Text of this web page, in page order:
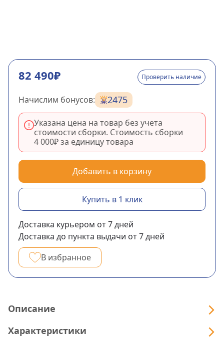
82 490₽ Проверить наличие
Начислим бонусов: 2475
Указана цена на товар без учета
стоимости сборки. Стоимость сборки
4 000₽за единицу товара
Добавить в корзину
Купить в 1 клик
Доставка курьером от 7дней
Доставка до пункта выдачи от 7дней
В избранное
Описание
Характеристики